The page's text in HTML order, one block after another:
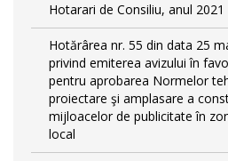
Hotarari de Consiliu, anul 2021
Hotărârea nr. 55 din data 25
privind emiterea avizului în
pentru aprobarea Normelor
proiectare şi amplasare a
mijloacelor de publicitate în
local